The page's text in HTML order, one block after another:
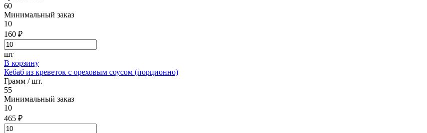
60
Минимальный заказ
10
160 ₽
шт
В корзину
Кебаб из креветок с ореховым соусом (порционно)
Грамм / шт.
55
Минимальный заказ
10
465 ₽